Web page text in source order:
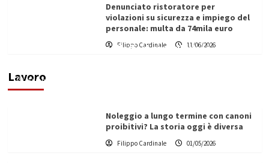
Denunciato ristoratore per
violazioni su sicurezza e impiego del
personale: multa da 74mila euro
Filippo Cardinale 11/06/2026
Lavoro
Vino in Italia: il giro d’affari contribuisce
Filippo Cardinale
Noleggio a lungo termine con canoni
proibitivi? La storia oggi è diversa
Filippo Cardinale 01/05/2026